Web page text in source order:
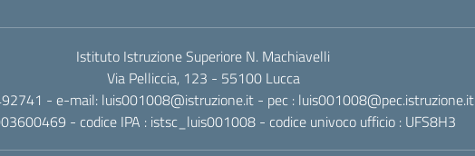
Istituto Istruzione Superiore N. Machiavelli
Via Pelliccia, 123 - 55100 Lucca
- e-mail: luis001008@istruzione.it - pec : luis001008@pec.istruzione.it
- codice IPA : istsc_luis001008 - codice univoco ufficio : UFS8H3